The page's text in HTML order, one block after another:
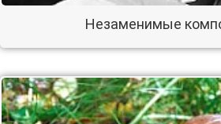
Незаменимые